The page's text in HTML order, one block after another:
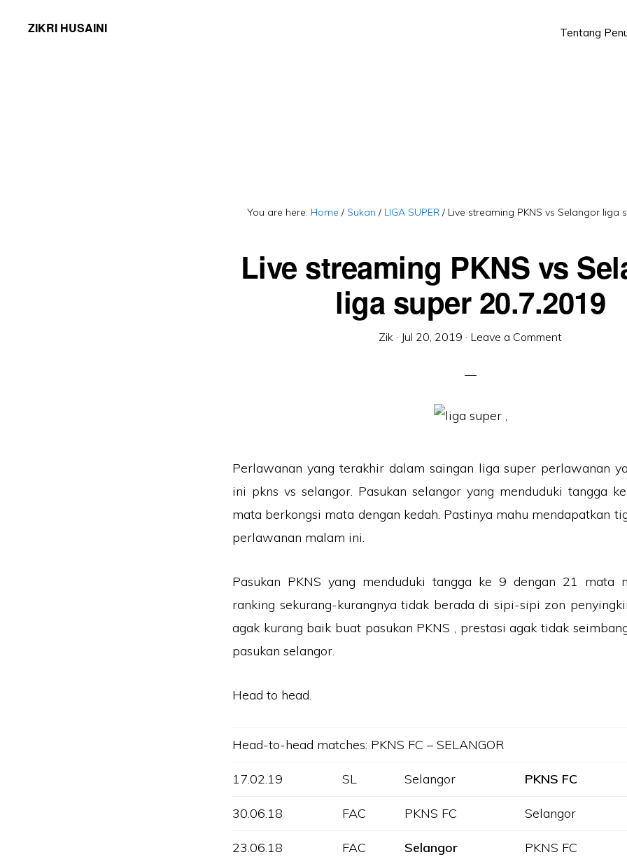
ZIKRI HUSAINI Tentang
You are here: Home / Sukan / LIGA SUPER /Live streaming PKNS vs Selangor liga
Live streaming PKNS vs
liga super 20.7.2019
Zik · Jul 20, 2019 · Leave a Comment
Perlawanan yang terakhir dalam saingan liga super perlawanan
ini pkns vs selangor. Pasukan selangor yang menduduki tangga
mata berkongsi mata dengan kedah. Pastinya mahu mendapatkan
perlawanan malam ini.
Pasukan PKNS yang menduduki tangga ke 9 dengan 21 mata
ranking sekurang-kurangnya tidak berada di sipi-sipi zon
agak kurang baik buat pasukan PKNS , prestasi agak tidak
pasukan selangor.
Head to head.
Head-to-head matches: PKNS FC – SELANGOR
17.02.19 SL Selangor PKNS FC
30.06.18 FAC PKNS FC Selangor
23.06.18 FAC Selangor PKNS FC